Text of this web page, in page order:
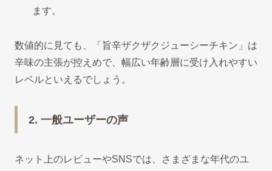
ます。
数値的に見ても、「旨辛ザクザクジューシーチキン」は
辛味の主張が控えめで、幅広い年齢層に受け入れやすい
レベルといえるでしょう。
2. 一般ユーザーの声
ネット上のレビューやSNSでは、さまざまな年代のユ